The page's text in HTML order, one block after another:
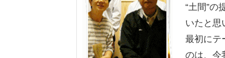
“土間”の
いたと思
最初にテ
のは、今